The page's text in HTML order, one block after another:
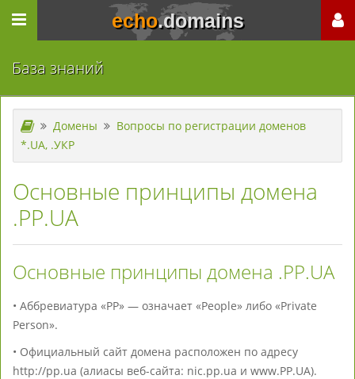
echo.domains
База знаний
Домены
Вопросы по регистрации доменов
*.UA, .УКР
Основные принципы домена
.PP.UA
Основные принципы домена .PP.UA
• Аббревиатура «PP» — означает «People» либо «Private
Person».
• Официальный сайт домена расположен по адресу
http://pp.ua (алиасы веб-сайта: nic.pp.ua и www.PP.UA).